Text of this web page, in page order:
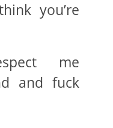
you’re
me
and fuck